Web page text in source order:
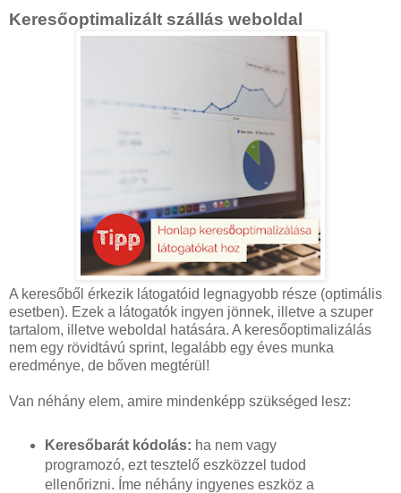
Keresőoptimalizált szállás weboldal
A keresőből érkezik látogatóid legnagyobb része (optimális
esetben). Ezek a látogatók ingyen jönnek, illetve a szuper
tartalom, illetve weboldal hatására. A keresőoptimalizálás
nem egy rövidtávú sprint, legalább egy éves munka
eredménye, de bőven megtérül!
Van néhány elem, amire mindenképp szükséged lesz:
Keresőbarát kódolás: ha nem vagy
programozó, ezt tesztelő eszközzel tudod
ellenőrizni. Íme néhány ingyenes eszköz a